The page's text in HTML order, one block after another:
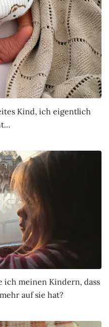
Kind, ich eigentlich
ich meinen Kindern, dass
auf sie hat?